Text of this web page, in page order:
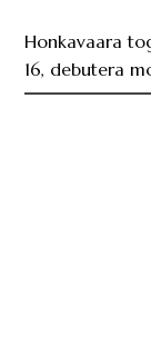
Honkavaara
16, debutera